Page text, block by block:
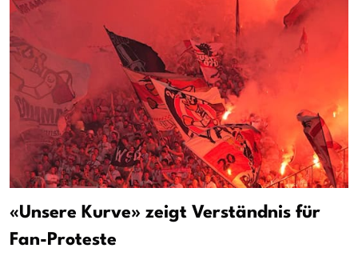
«Unsere Kurve» zeigt Verständnis für
Fan-Proteste